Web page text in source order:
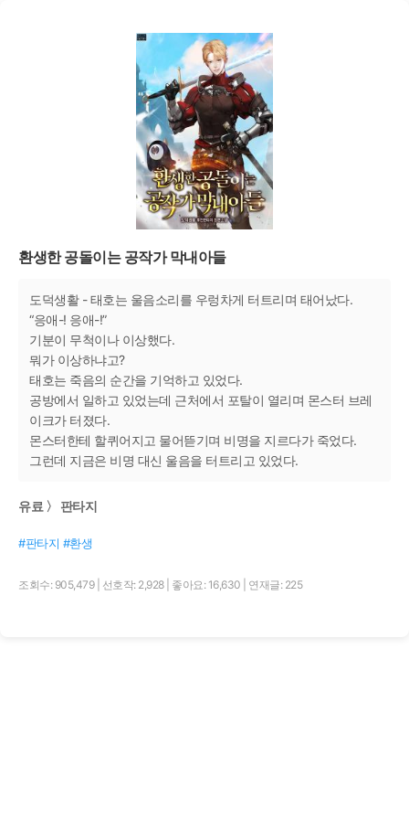
환생한 공돌이는 공작가 막내아들
도덕생활 - 태호는 울음소리를 우렁차게 터트리며 태어났다.
“응애-! 응애-!”
기분이 무척이나 이상했다.
뭐가 이상하냐고?
태호는 죽음의 순간을 기억하고 있었다.
공방에서 일하고 있었는데 근처에서 포탈이 열리며 몬스터 브레
이크가 터졌다.
몬스터한테 할퀴어지고 물어뜯기며 비명을 지르다가 죽었다.
그런데 지금은 비명 대신 울음을 터트리고 있었다.
유료 〉 판타지
#판타지 #환생
조회수: 905,479 선호작: 2,928 좋아요: 16,630 연재글: 225